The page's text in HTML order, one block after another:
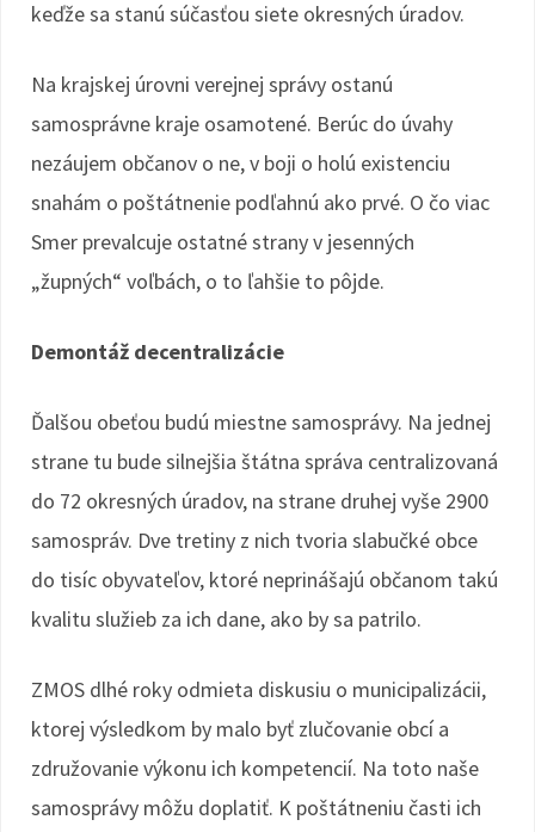
keďže sa stanú súčasťou siete okresných úradov.
Na krajskej úrovni verejnej správy ostanú
samosprávne kraje osamotené. Berúc do úvahy
nezáujem občanov o ne, v boji o holú existenciu
snahám o poštátnenie podľahnú ako prvé. O čo viac
Smer prevalcuje ostatné strany v jesenných
„župných“ voľbách, o to ľahšie to pôjde.
Demontáž decentralizácie
Ďalšou obeťou budú miestne samosprávy. Na jednej
strane tu bude silnejšia štátna správa centralizovaná
do 72 okresných úradov, na strane druhej vyše 2900
samospráv. Dve tretiny z nich tvoria slabučké obce
do tisíc obyvateľov, ktoré neprinášajú občanom takú
kvalitu služieb za ich dane, ako by sa patrilo.
ZMOS dlhé roky odmieta diskusiu o municipalizácii,
ktorej výsledkom by malo byť zlučovanie obcí a
združovanie výkonu ich kompetencií. Na toto naše
samosprávy môžu doplatiť. K poštátneniu časti ich